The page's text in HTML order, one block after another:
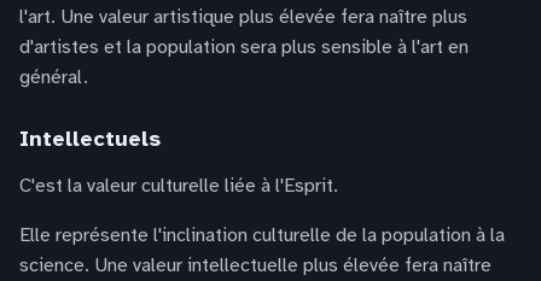
l'art. Une valeur artistique plus élevée fera naître plus
d'artistes et la population sera plus sensible à l'art en
général.
Intellectuels
C'est la valeur culturelle liée à l'Esprit.
Elle représente l'inclination culturelle de la population à la
science. Une valeur intellectuelle plus élevée fera naître